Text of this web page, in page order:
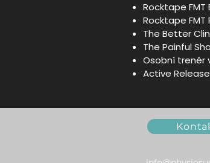
Rocktape FMT
Rocktape
The Better
The Painful
Osobní trenér
Active